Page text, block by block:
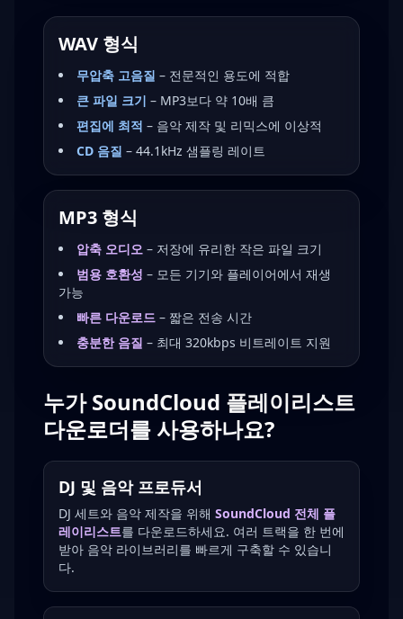
WAV 형식
무압축 고음질 – 전문적인 용도에 적합
큰 파일 크기 – MP3보다 약 10배 큼
편집에 최적 – 음악 제작 및 리믹스에 이상적
CD 음질 – 44.1kHz 샘플링 레이트
MP3 형식
압축 오디오 – 저장에 유리한 작은 파일 크기
범용 호환성 – 모든 기기와 플레이어에서 재생
가능
빠른 다운로드 – 짧은 전송 시간
충분한 음질 – 최대 320kbps 비트레이트 지원
누가 SoundCloud 플레이리스트
다운로더를 사용하나요?
DJ 및 음악 프로듀서
DJ 세트와 음악 제작을 위해 SoundCloud 전체 플
레이리스트를 다운로드하세요. 여러 트랙을 한 번에
받아 음악 라이브러리를 빠르게 구축할 수 있습니
다.